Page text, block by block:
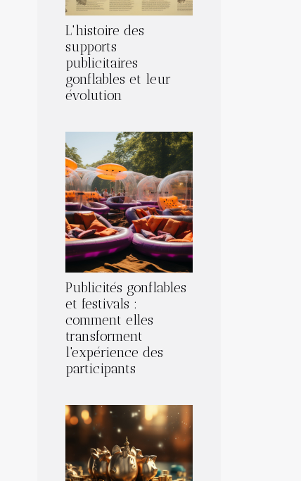
L'histoire des
supports
publicitaires
gonflables et leur
évolution
Publicités gonflables
et festivals :
comment elles
transforment
l'expérience des
participants